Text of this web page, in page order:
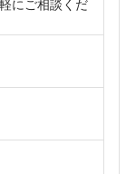
にご相談くだ